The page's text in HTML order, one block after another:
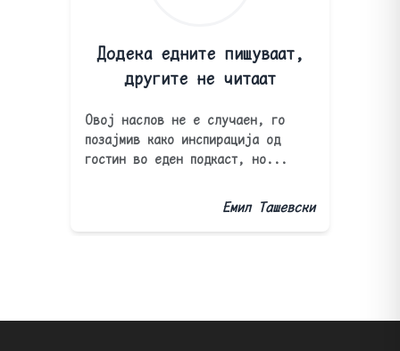
Додека едните пишуваат,
другите не читаат
Овој наслов не е случаен, го
позајмив како инспирација од
гостин во еден подкаст, но...
Емил Ташевски